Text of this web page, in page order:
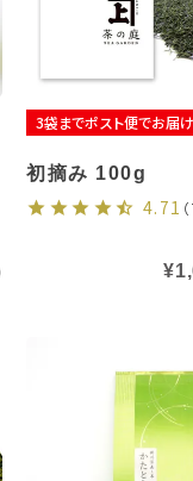
3袋までポスト便でお届け
初摘み 100g
4.71
¥